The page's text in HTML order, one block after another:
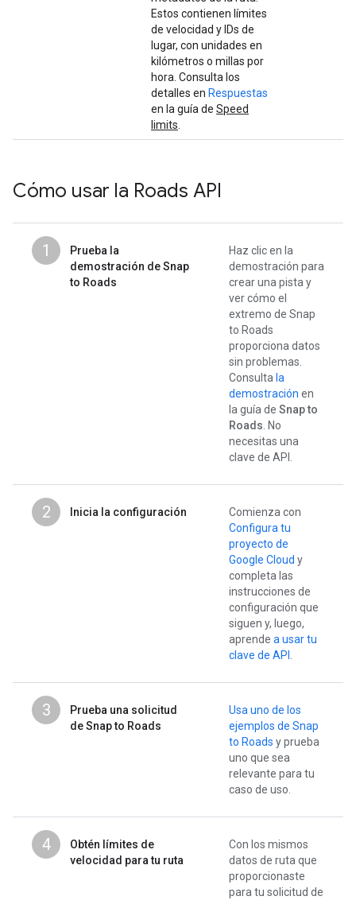
Estos contienen límites
de velocidad y IDs de
lugar, con unidades en
kilómetros o millas por
hora. Consulta los
detalles en Respuestas
en la guía de Speed
limits
Cómo usar la Roads API
1
Prueba la
demostración de Snap
to Roads
Haz clic en la
demostración para
crear una pista y
ver cómo el
extremo de Snap
to Roads
proporciona datos
sin problemas.
Consulta la
demostración en
la guía de Snap to
Roads . No
necesitas una
clave de API.
2 Inicia la configuración
Comienza con
Configura tu
proyecto de
Google Cloud y
completa las
instrucciones de
configuración que
siguen y, luego,
aprende a usar tu
clave de API
3
Prueba una solicitud
de Snap to Roads
Usa uno de los
ejemplos de Snap
to Roads y prueba
uno que sea
relevante para tu
caso de uso.
4
Obtén límites de
velocidad para tu ruta
Con los mismos
datos de ruta que
proporcionaste
para tu solicitud de